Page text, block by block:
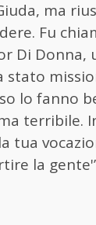
ma
Fu
Di Donna,
stato
lo fanno
terribile.
tua
la